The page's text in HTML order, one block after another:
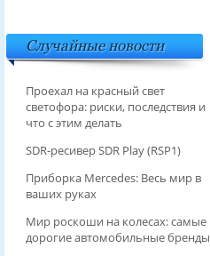
Случайные новости
Проехал на красный свет
светофора: риски, последствия и
что с этим делать
SDR-ресивер SDR Play (RSP1)
Приборка Mercedes: Весь мир в
ваших руках
Мир роскоши на колесах: самые
дорогие автомобильные бренды